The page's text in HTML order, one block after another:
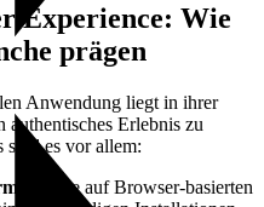
Experience: Wie
prägen
Anwendung liegt in ihrer
Erlebnis zu
sind es vor allem:
– die auf Browser-basierten